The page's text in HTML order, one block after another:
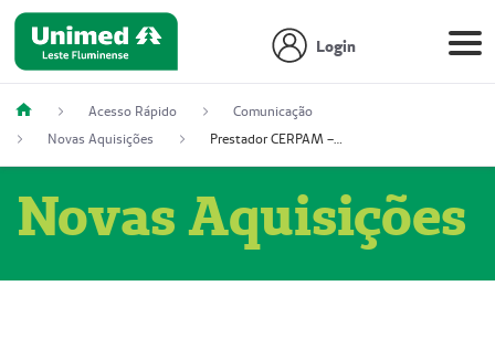
Login
Acesso Rápido
Comunicação
Novas Aquisições
Prestador CERPAM – Centro de Reabilitação S/S Ltda-ME (52004274-8)
Novas Aquisições